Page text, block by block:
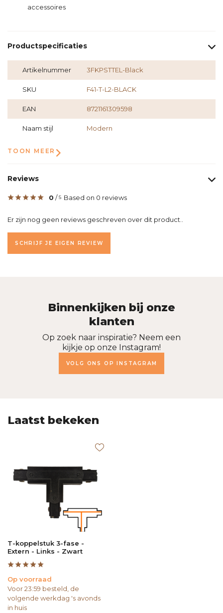
accessoires
Productspecificaties
Artikelnummer 3FKPSTTEL-Black
SKU F41-T-L2-BLACK
EAN 8721161309598
Naam stijl Modern
TOON MEER
Reviews
0 /5 Based on 0 reviews
Er zijn nog geen reviews geschreven over dit product..
SCHRIJF JE EIGEN REVIEW
Binnenkijken bij onze
klanten
Op zoek naar inspiratie? Neem een
kijkje op onze Instagram!
VOLG ONS OP INSTAGRAM
Laatst bekeken
T-koppelstuk 3-fase -
Extern - Links - Zwart
Op voorraad
Voor 23:59 besteld, de
volgende werkdag 's avonds
in huis